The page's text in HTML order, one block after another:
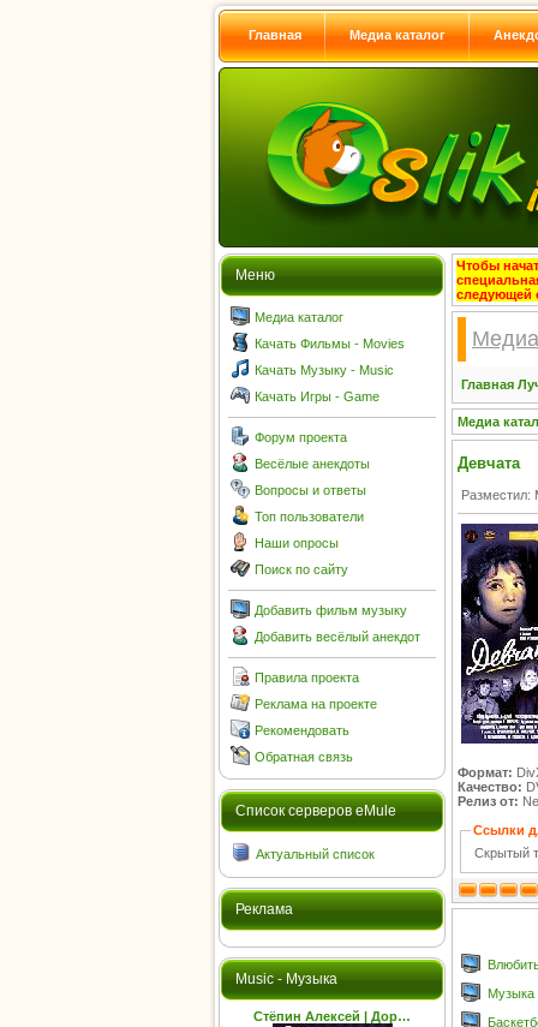
Главная Медиа каталог
Меню
Медиа каталог
Качать Фильмы - Movies
Качать Музыку - Music
Качать Игры - Game
Форум проекта
Весёлые анекдоты
Вопросы и ответы
Топ пользователи
Наши опросы
Поиск по сайту
Добавить фильм музыку
Добавить весёлый анекдот
Правила проекта
Реклама на проекте
Рекомендовать
Обратная связь
Cписок серверов eMule
Актуальный список
Реклама
Music - Музыка
Стёпин Алексей | Дор…
Чтобы
следующей
Медиа
Главная
Медиа
Девчата
Разместил:
Формат:
Качество:
Релиз от:
Ссылки
Скрытый
Музыка